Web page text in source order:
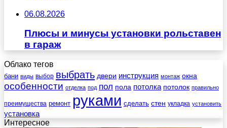
06.08.2026
Плюсы и минусы установки рольставен
в гараж
Облако тегов
бани виды выбор выбрать двери инструкция монтаж окна
особенности отделка под пол пола потолка потолок правильно
преимущества ремонт руками сделать стен укладка установить
установка
Интересное